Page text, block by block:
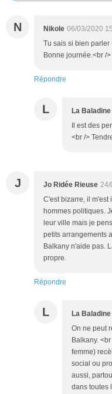
N Nikole 06/03/2020
Tu sais si bien parler
Bonne journée.<br /
Répondre
L La Baladine
Il est des
<br />
J Jo Ridée Rieuse 24/
C'est bizarre, il m'est
hommes politiques.
leur ville mais je
petits arrangements
Balkany n'aide pas.
propre.
Répondre
L La Baladine
On ne peut
Balkany.
femme)
social ou
aussi,
dans toutes